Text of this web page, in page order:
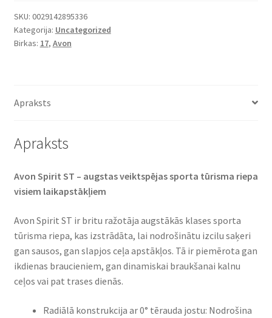
SKU: 0029142895336
Kategorija: Uncategorized
Birkas: 17, Avon
Apraksts
Apraksts
Avon Spirit ST – augstas veiktspējas sporta tūrisma riepa
visiem laikapstākļiem​
Avon Spirit ST ir britu ražotāja augstākās klases sporta
tūrisma riepa, kas izstrādāta, lai nodrošinātu izcilu saķeri
gan sausos, gan slapjos ceļa apstākļos. Tā ir piemērota gan
ikdienas braucieniem, gan dinamiskai braukšanai kalnu
ceļos vai pat trases dienās.​
Radiālā konstrukcija ar 0° tērauda jostu: Nodrošina